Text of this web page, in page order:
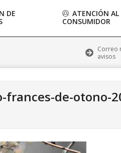
DE
ATENCIÓN AL
CONSUMIDOR
Correo
avisos
frances-de-otono-